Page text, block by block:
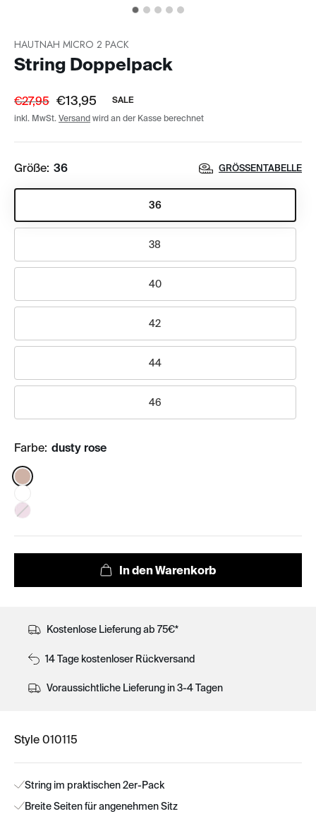
HAUTNAH MICRO 2 PACK
String Doppelpack
€27,95 €13,95
SALE
inkl. MwSt. Versand wird an der Kasse berechnet
Größe: 36 GRÖSSENTABELLE
36
38
40
42
44
46
Farbe: dusty rose
Color:
Kostenlose Lieferung ab 75€*
14 Tage kostenloser Rückversand
Voraussichtliche Lieferung in 3-4 Tagen
Style 010115
String im praktischen 2er-Pack
Breite Seiten für angenehmen Sitz